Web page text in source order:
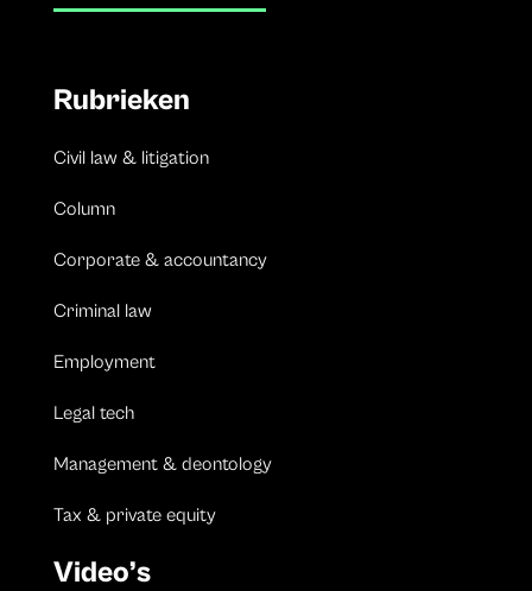
Rubrieken
Civil law & litigation
Column
Corporate & accountancy
Criminal law
Employment
Legal tech
Management & deontology
Tax & private equity
Video’s